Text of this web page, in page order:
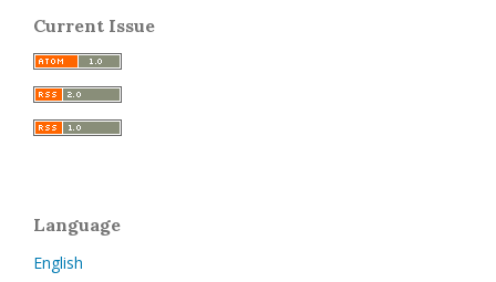
Current Issue
Language
English